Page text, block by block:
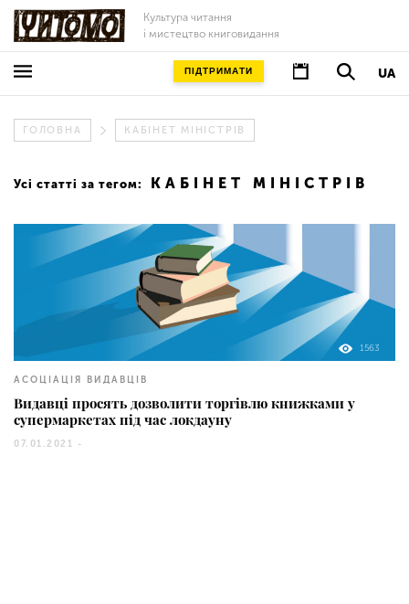
Культура читання
і мистецтво книговидання
UA
ПІДТРИМАТИ
ГОЛОВНА КАБІНЕТ МІНІСТРІВ
Усі статті за тегом: КАБІНЕТ МІНІСТРІВ
1563
АСОЦІАЦІЯ ВИДАВЦІВ
Видавці просять дозволити торгівлю книжками у
супермаркетах під час локдауну
07.01.2021 -